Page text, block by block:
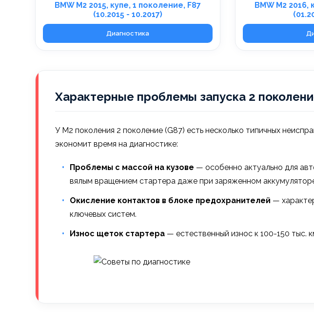
BMW M2 2015, купе, 1 поколение, F87
(10.2015 - 10.2017)
Диагностика
BMW M2 2016,
Характерные проблемы запуска 2
У M2 поколения 2 поколение (G87) есть несколько типичных
экономит время на диагностике:
Проблемы с массой на кузове — особенно актуально для
вялым вращением стартера даже при заряженном
Окисление контактов в блоке предохранителей —
ключевых систем.
Износ щеток стартера — естественный износ к 100-150 тыс.